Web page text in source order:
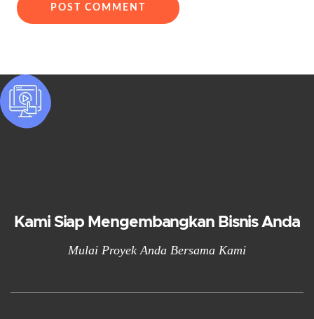
Kami Siap Mengembangkan Bisnis Anda
Mulai Proyek Anda Bersama Kami